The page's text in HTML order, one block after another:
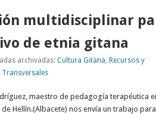
multidisciplinar
de etnia gitana
archivadas: Cultura Gitana, Recursos y
Transversales
maestro de pedagogía terapéutica
Hellín.(Albacete) nos envía un trabajo para